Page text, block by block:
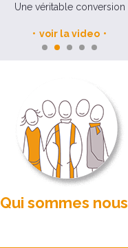
Une véritable conversion
voir la video
Qui sommes